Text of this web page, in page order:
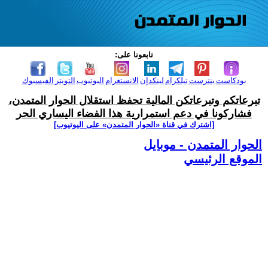
تابعونا على:
الفيسبوك التويتر اليوتيوب الانستغرام لينكدإن تيلكرامبنترست بودكاست
تبرعاتكم وتبرعاتكن المالية تحفظ استقلال الحوار المتمدن،
فشاركونا في دعم استمرارية هذا الفضاء اليساري الحر
[اشترك في قناة ‫«الحوار المتمدن» على اليوتيوب]
الحوار المتمدن - موبايل
الموقع الرئيسي